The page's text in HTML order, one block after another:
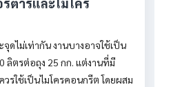
ดไม่เท่ากัน งานบางอาจใช้เป็น
ลิตรต่อถุง 25 กก. แต่งานที่มี
รใช้เป็นไมโครคอนกรีต โดยผสม